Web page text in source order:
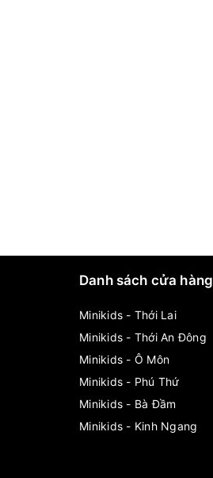
Danh sách cửa hàng
Minikids - Thới Lai
Minikids - Thới An Đông
Minikids - Ô Môn
Minikids - Phú Thứ
Minikids - Bà Đầm
Minikids - Kinh Ngang